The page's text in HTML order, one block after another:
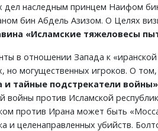
дел наследным принцем Наифом
бин Абдель Азизом. О Целях
«Исламские тяжеловесы
в отношении Запада к
могущественных игроков. О
тайные подстрекатели войны»
войны против Исламской
против Ирана может быть
целенаправленных убийств.